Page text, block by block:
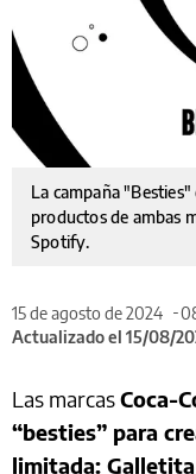
La campaña
productos de ambas
Spotify.
15 de agosto de 2024
Actualizado el 15/08/
Las marcasCoca-
“besties” para
limitada: Galletita